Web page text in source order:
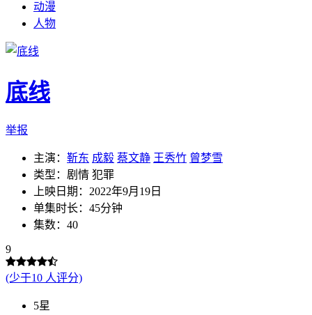
动漫
人物
底线
举报
主演： 靳东 成毅 蔡文静 王秀竹 曾梦雪
类型：剧情 犯罪
上映日期：2022年9月19日
单集时长：45分钟
集数：40
9
(少于10 人评分)
5星